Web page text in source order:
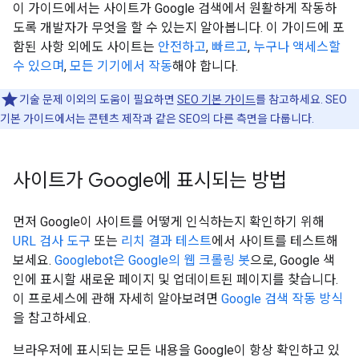
이 가이드에서는 사이트가 Google 검색에서 원활하게 작동하
도록 개발자가 무엇을 할 수 있는지 알아봅니다. 이 가이드에 포
함된 사항 외에도 사이트는 안전하고, 빠르고, 누구나 액세스할
수 있으며, 모든 기기에서 작동해야 합니다.
기술 문제 이외의 도움이 필요하면 SEO 기본 가이드를 참고하세요. SEO
기본 가이드에서는 콘텐츠 제작과 같은 SEO의 다른 측면을 다룹니다.
사이트가 Google에 표시되는 방법
먼저 Google이 사이트를 어떻게 인식하는지 확인하기 위해
URL 검사 도구 또는 리치 결과 테스트에서 사이트를 테스트해
보세요. Googlebot은 Google의 웹 크롤링 봇으로, Google 색
인에 표시할 새로운 페이지 및 업데이트된 페이지를 찾습니다.
이 프로세스에 관해 자세히 알아보려면 Google 검색 작동 방식
을 참고하세요.
브라우저에 표시되는 모든 내용을 Google이 항상 확인하고 있